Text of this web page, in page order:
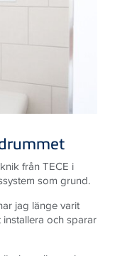
från TECE i
som grund.
jag länge varit
och sparar